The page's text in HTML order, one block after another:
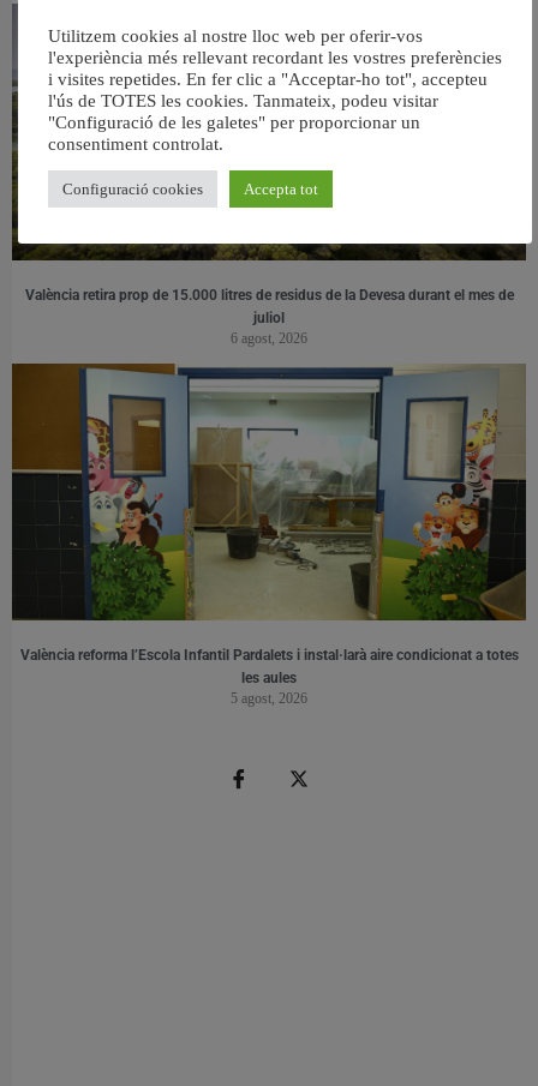
València retira prop de 15.000 litres de residus de la Devesa durant el mes de
juliol
6 agost, 2026
València reforma l’Escola Infantil Pardalets i instal·larà aire condicionat a totes
les aules
5 agost, 2026
Utilitzem cookies al nostre lloc web per oferir-vos
l'experiència més rellevant recordant les vostres preferències
i visites repetides. En fer clic a "Acceptar-ho tot", accepteu
l'ús de TOTES les cookies. Tanmateix, podeu visitar
"Configuració de les galetes" per proporcionar un
consentiment controlat.
Configuració cookies Accepta tot